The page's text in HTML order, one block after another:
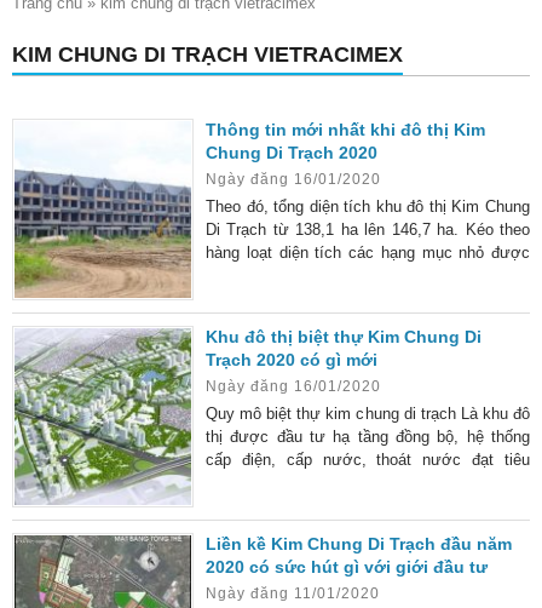
KIM CHUNG DI TRẠCH VIETRACIMEX
Thông tin mới nhất khi đô thị Kim
Chung Di Trạch 2020
Ngày đăng 16/01/2020
Theo đó, tổng diện tích khu đô thị Kim Chung
Di Trạch từ 138,1 ha lên 146,7 ha. Kéo theo
hàng loạt diện tích các hạng mục nhỏ được
điểm đến lý tưởng cho cư dân tại thủ đô trong
cuộc sống hiện đại. Cập nhập thông tin mới
nhất của dự án, liệu có xứng đáng là nơi để
gửi gắm
Khu đô thị biệt thự Kim Chung Di
Trạch 2020 có gì mới
Ngày đăng 16/01/2020
Quy mô biệt thự kim chung di trạch Là khu đô
thị được đầu tư hạ tầng đồng bộ, hệ thống
cấp điện, cấp nước, thoát nước đạt tiêu
Chung Di Trạch 2020: Đầu tư thông minh cho
cuộc sống hiện đại Khu đô thị Kim Chung Di
Trạch đang là một trong những tụ điểm thu
Liền kề Kim Chung Di Trạch đầu năm
2020 có sức hút gì với giới đầu tư
Ngày đăng 11/01/2020